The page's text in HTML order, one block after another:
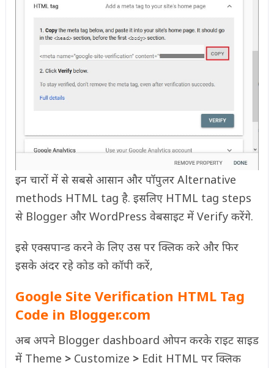
इन चारों में से सबसे आसान और पॉपुलर Alternative
methods HTML tag है. इसलिए HTML tag steps
से Blogger और WordPress वेबसाइट में Verify करेंगे.
इसे एक्सपान्ड करने के लिए उस पर क्लिक करे और फिर
इसके अंदर रहे कोड को कॉपी करें,
Google Site Verification HTML Tag
Code in Blogger.com
अब अपने Blogger dashboard ओपन करके राइट साइड
में Theme >Customize >Edit HTML पर क्लिक